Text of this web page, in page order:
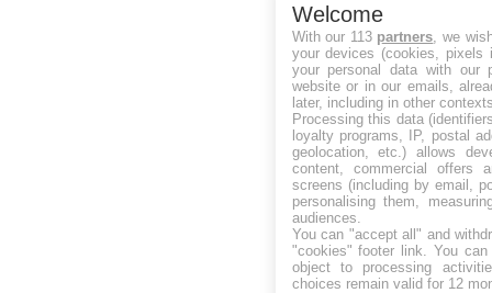
Welcome
With our 113 partners , we
your devices (cookies, pixels
your personal data with our
website or in our emails,
later, including in other
Processing this data
loyalty programs, IP, postal
geolocation, etc.) allows
content, commercial offers
screens (including by email,
personalising them,
audiences.
You can "accept all" and
"cookies" footer link . You
object to processing
choices remain valid for 12